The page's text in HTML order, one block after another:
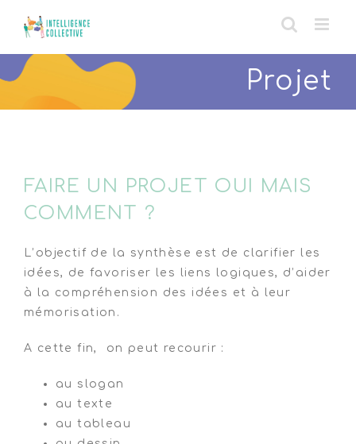
Projet
FAIRE UN PROJET OUI MAIS
COMMENT ?
L’objectif de la synthèse est de clarifier les
idées, de favoriser les liens logiques, d’aider
à la compréhension des idées et à leur
mémorisation.
A cette fin, on peut recourir :
au slogan
au texte
au tableau